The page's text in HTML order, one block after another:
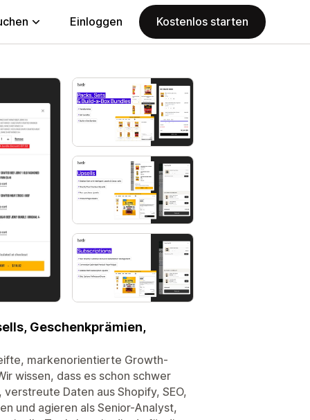
Einloggen Kostenlos starten
Geschenkprämien,
markenorientierte Growth-
wissen, dass es schon schwer
Daten aus Shopify, SEO,
und agieren als Senior-Analyst,